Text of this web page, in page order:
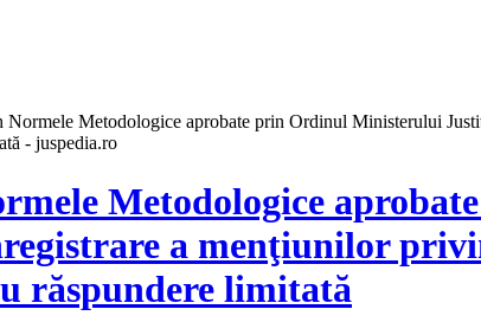
Metodologice aprobate prin Ordinul Ministerului
- juspedia.ro
Metodologice
a menţiunilor
răspundere limitată